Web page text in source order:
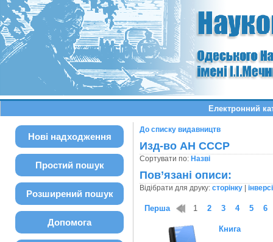
Електронний
Нові надходження
Простий пошук
Розширений пошук
Допомога
До списку видавництв
Изд-во АН СССР
Сортувати по: Назві
Пов’язані описи:
Відібрати для друку: сторінку|
Перша 1 2 3 4 5 6
Книга